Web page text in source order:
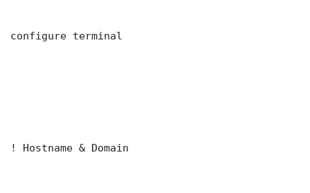
configure terminal
! Hostname & Domain